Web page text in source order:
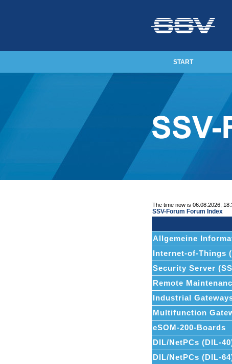
START
The time now is 06.08.2026,
SSV-Forum Forum Index
Allgemeine
Internet-of-Things
Security Server
Remote
Industrial
Multifunction
eSOM-200-Boards
DIL/NetPCs (DIL-
DIL/NetPCs (DIL-